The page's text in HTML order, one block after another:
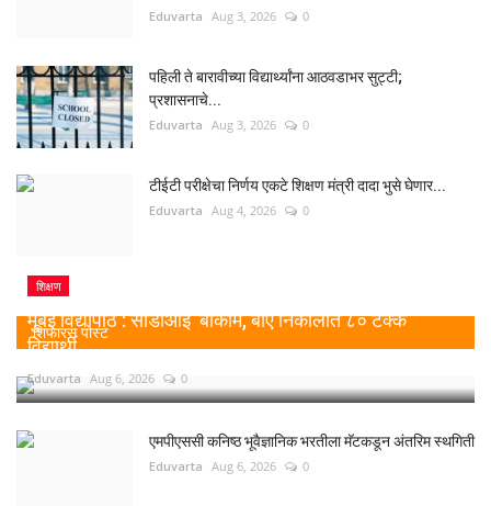
Eduvarta Aug 3, 2026 0
पहिली ते बारावीच्या विद्यार्थ्यांना आठवडाभर सुट्टी;
प्रशासनाचे...
Eduvarta Aug 3, 2026 0
टीईटी परीक्षेचा निर्णय एकटे शिक्षण मंत्री दादा भुसे घेणार...
Eduvarta Aug 4, 2026 0
शिफारस पोस्ट
शिक्षण
मुंबई विद्यापीठ : सीडीओई बीकॉम, बीए निकालात ८० टक्के
विद्यार्थी...
Eduvarta Aug 6, 2026 0
एमपीएससी कनिष्ठ भूवैज्ञानिक भरतीला मॅटकडून अंतरिम स्थगिती
Eduvarta Aug 6, 2026 0